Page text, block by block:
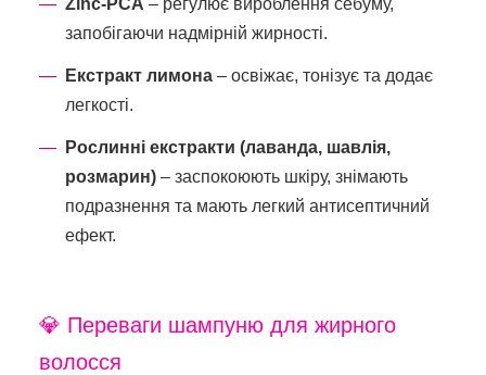
запобігаючи надмірній жирності.
Екстракт лимона – освіжає, тонізує та додає
легкості.
Рослинні екстракти (лаванда, шавлія,
розмарин) – заспокоюють шкіру, знімають
подразнення та мають легкий антисептичний
ефект.
💎 Переваги шампуню для жирного
волосся